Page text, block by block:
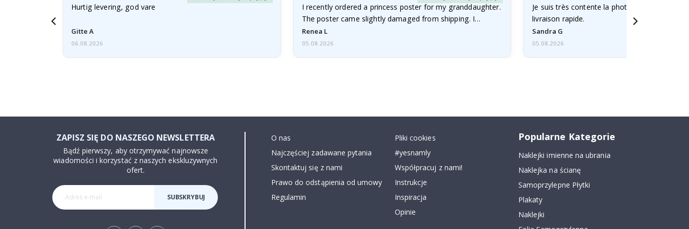
Hurtig levering, god vare
Gitte A
06.08.2026
I recently ordered a princess poster for my granddaughter.
The poster came slightly damaged from shipping. I
emailed…
Renea L
05.08.2026
Je suis très contente la photo bien faites et
livraison rapide.
Sandra G
05.08.2026
ZAPISZ SIĘ DO NASZEGO NEWSLETTERA
Bądź pierwszy, aby otrzymywać najnowsze
wiadomości i korzystać z naszych ekskluzywnych
ofert.
SUBSKRYBUJ
O nas
Najczęściej zadawane pytania
Skontaktuj się z nami
Prawo do odstąpienia od umowy
Regulamin
Pliki cookies
#yesnamly
Współpracuj z nami!
Instrukcje
Inspiracja
Opinie
Popularne Kategorie
Naklejki imienne na ubrania
Naklejka na ścianę
Samoprzylepne Płytki
Plakaty
Naklejki